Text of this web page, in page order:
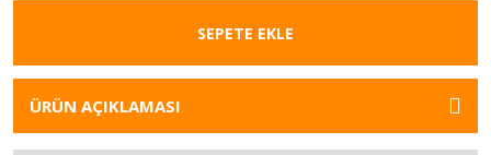
SEPETE EKLE
ÜRÜN AÇIKLAMASI